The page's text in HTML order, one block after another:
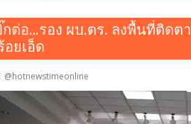
กต่อ…รอง ผบ.ตร. ลงพื้นที่ติด
ยเอ็ด
@hotnewstimeonline